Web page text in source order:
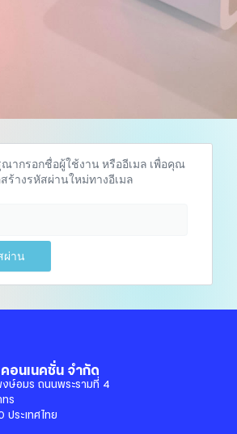
ากรอกชื่อผู้ใช้งาน หรืออีเมล เพื่อคุณ
ร้างรหัสผ่านใหม่ทางอีเมล
ผ่าน
อนเนคชั่น จำกัด
ษ์อมร ถนนพระรามที่ 4
ร
ประเทศไทย